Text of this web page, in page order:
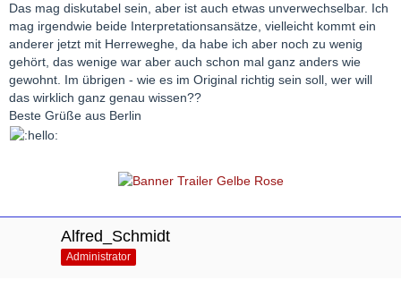
Das mag diskutabel sein, aber ist auch etwas unverwechselbar. Ich
mag irgendwie beide Interpretationsansätze, vielleicht kommt ein
anderer jetzt mit Herreweghe, da habe ich aber noch zu wenig
gehört, das wenige war aber auch schon mal ganz anders wie
gewohnt. Im übrigen - wie es im Original richtig sein soll, wer will
das wirklich ganz genau wissen??
Beste Grüße aus Berlin
Alfred_Schmidt
Administrator